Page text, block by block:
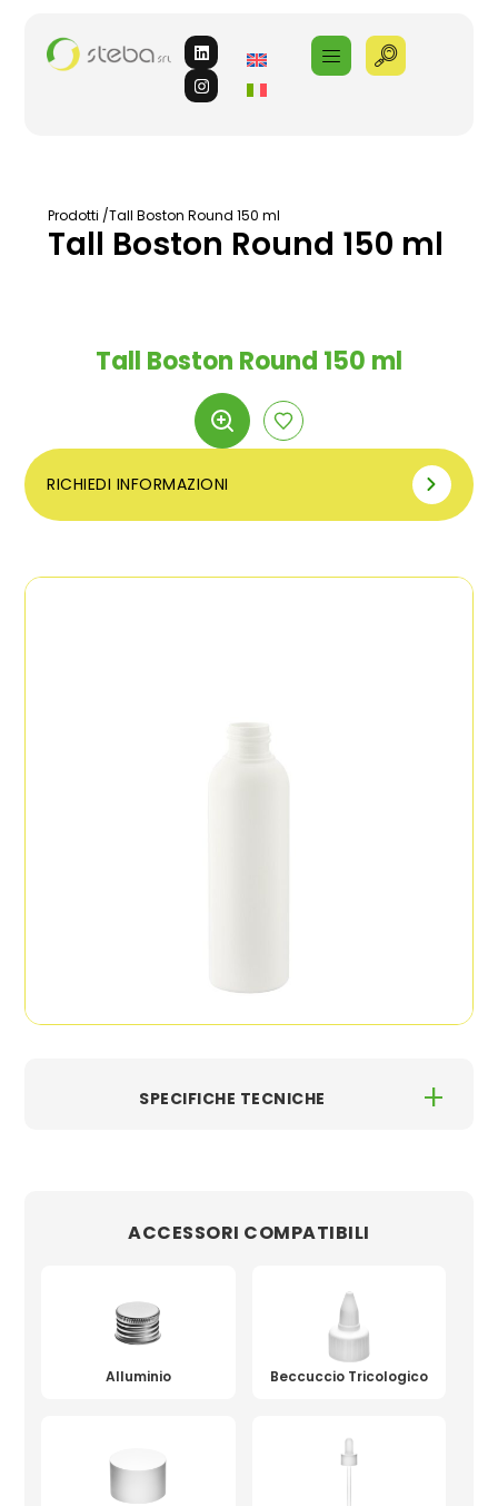
Prodotti /Tall Boston Round 150 ml
Tall Boston Round 150 ml
Tall Boston Round 150 ml
RICHIEDI INFORMAZIONI
SPECIFICHE TECNICHE
Altezza
ACCESSORI COMPATIBILI
Alluminio Beccuccio Tricologico